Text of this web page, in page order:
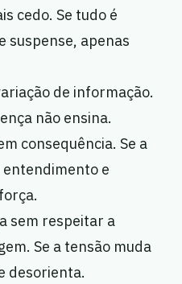
cedo. Se tudo é
suspense, apenas
de informação.
não ensina.
consequência. Se a
e
sem respeitar a
Se a tensão muda
desorienta.